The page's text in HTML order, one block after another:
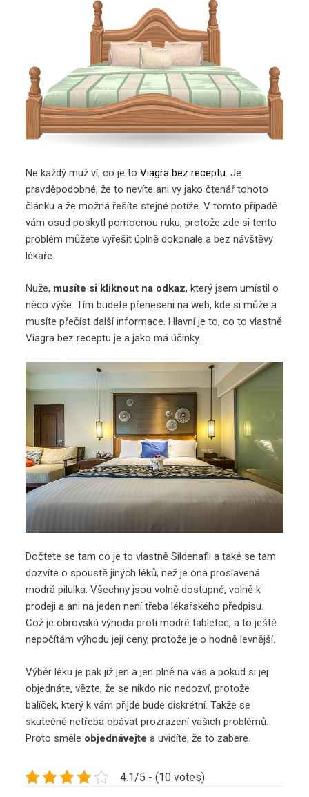
Ne každý muž ví, co je toViagra bez receptu. Je
pravděpodobné, že to nevíte ani vy jako čtenář tohoto
článku a že možná řešíte stejné potíže. V tomto případě
vám osud poskytl pomocnou ruku, protože zde si tento
problém můžete vyřešit úplně dokonale a bez návštěvy
lékaře.
Nuže, musíte si kliknout na odkaz, který jsem umístil o
něco výše. Tím budete přeneseni na web, kde si může a
musíte přečíst další informace. Hlavní je to, co to vlastně
Viagra bez receptu je a jako má účinky.
Dočtete se tam co je to vlastně Sildenafil a také se tam
dozvíte o spoustě jiných léků, než je ona proslavená
modrá pilulka. Všechny jsou volně dostupné, volně k
prodeji a ani na jeden není třeba lékařského předpisu.
Což je obrovská výhoda proti modré tabletce, a to ještě
nepočítám výhodu její ceny, protože je o hodně levnější.
Výběr léku je pak již jen a jen plně na vás a pokud si jej
objednáte, vězte, že se nikdo nic nedozví, protože
balíček, který k vám přijde bude diskrétní. Takže se
skutečně netřeba obávat prozrazení vašich problémů.
Proto směle objednávejtea uvidíte, že to zabere.
4.1/5 - (10 votes)